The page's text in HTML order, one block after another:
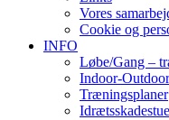
Vores
Cookie og
INFO
Løbe/Gang –
Indoor-
Træningsplaner
Idrætsskadestue